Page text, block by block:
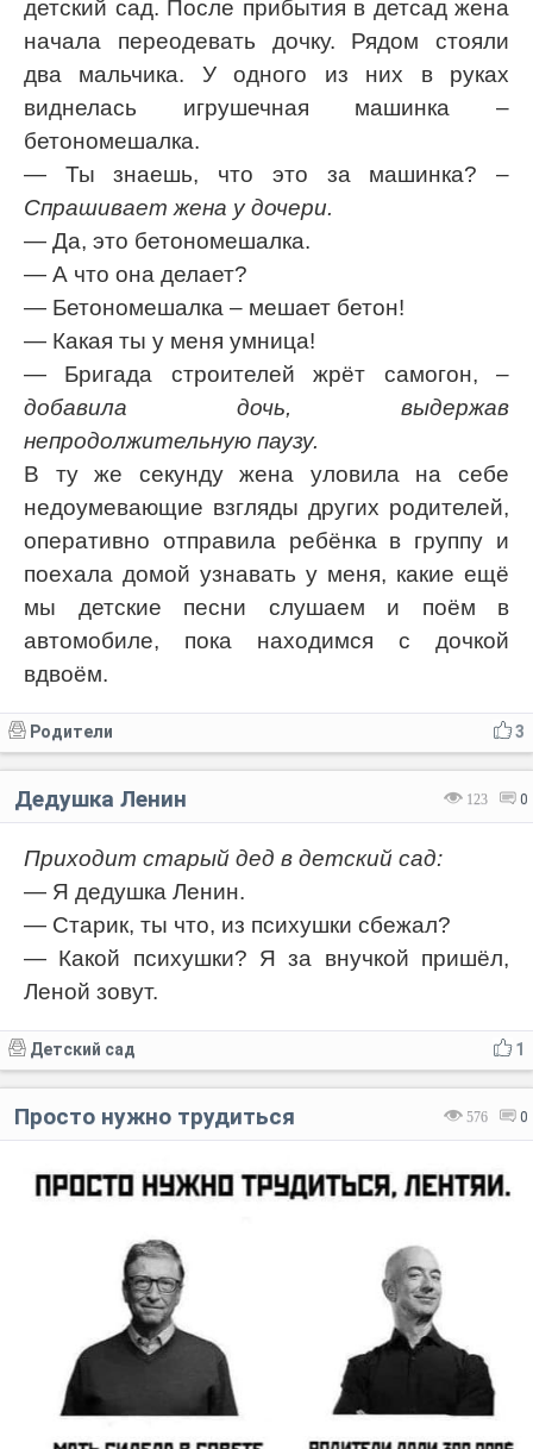
детский сад. После прибытия в детсад жена
начала переодевать дочку. Рядом стояли
два мальчика. У одного из них в руках
виднелась игрушечная машинка –
бетономешалка.
— Ты знаешь, что это за машинка? –
Спрашивает жена у дочери.
— Да, это бетономешалка.
— А что она делает?
— Бетономешалка – мешает бетон!
— Какая ты у меня умница!
— Бригада строителей жрёт самогон, –
добавила дочь, выдержав
непродолжительную паузу.
В ту же секунду жена уловила на себе
недоумевающие взгляды других родителей,
оперативно отправила ребёнка в группу и
поехала домой узнавать у меня, какие ещё
мы детские песни слушаем и поём в
автомобиле, пока находимся с дочкой
вдвоём.
3
Родители
123 0
Дедушка Ленин
Приходит старый дед в детский сад:
— Я дедушка Ленин.
— Старик, ты что, из психушки сбежал?
— Какой психушки? Я за внучкой пришёл,
Леной зовут.
1
Детский сад
576 0
Просто нужно трудиться